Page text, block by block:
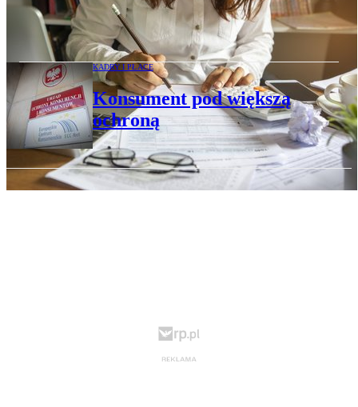
Zwiększy się dostęp do zamówień
publicznych
KADRY I PŁACE
Konsument pod większą
ochroną